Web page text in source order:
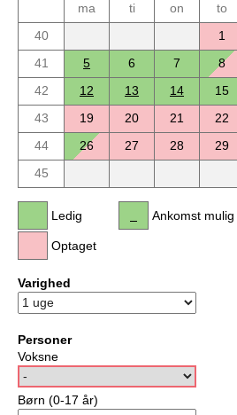
ma
ti on to
40
1
41
5 6 7 8
42
12 13 14 15
43
19 20 21 22
44
26 27 28 29
45
Ledig
Optaget
Ankomst mulig
Varighed
Personer
Voksne
Børn (0-17 år)